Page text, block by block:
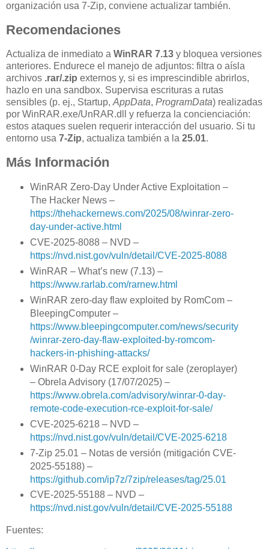
organización usa 7-Zip, conviene actualizar también.
Recomendaciones
Actualiza de inmediato a WinRAR 7.13 y bloquea versiones
anteriores. Endurece el manejo de adjuntos: filtra o aísla
archivos .rar/.zip externos y, si es imprescindible abrirlos,
hazlo en una sandbox. Supervisa escrituras a rutas
sensibles (p. ej., Startup, AppData, ProgramData) realizadas
por WinRAR.exe/UnRAR.dll y refuerza la concienciación:
estos ataques suelen requerir interacción del usuario. Si tu
entorno usa 7-Zip, actualiza también a la 25.01.
Más Información
WinRAR Zero-Day Under Active Exploitation –
The Hacker News –
https://thehackernews.com/2025/08/winrar-zero-
day-under-active.html
CVE-2025-8088 – NVD –
https://nvd.nist.gov/vuln/detail/CVE-2025-8088
WinRAR – What’s new (7.13) –
https://www.rarlab.com/rarnew.html
WinRAR zero-day flaw exploited by RomCom –
BleepingComputer –
https://www.bleepingcomputer.com/news/security
/winrar-zero-day-flaw-exploited-by-romcom-
hackers-in-phishing-attacks/
WinRAR 0-Day RCE exploit for sale (zeroplayer)
– Obrela Advisory (17/07/2025) –
https://www.obrela.com/advisory/winrar-0-day-
remote-code-execution-rce-exploit-for-sale/
CVE-2025-6218 – NVD –
https://nvd.nist.gov/vuln/detail/CVE-2025-6218
7-Zip 25.01 – Notas de versión (mitigación CVE-
2025-55188) –
https://github.com/ip7z/7zip/releases/tag/25.01
CVE-2025-55188 – NVD –
https://nvd.nist.gov/vuln/detail/CVE-2025-55188
Fuentes: